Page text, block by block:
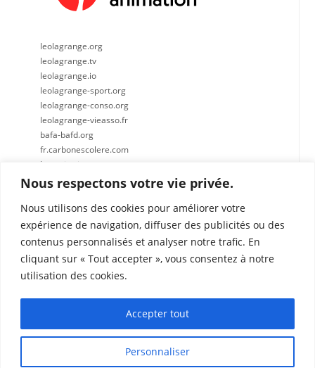
Nous respectons votre vie privée.
Nous utilisons des cookies pour améliorer votre
expérience de navigation, diffuser des publicités ou des
contenus personnalisés et analyser notre trafic. En
cliquant sur « Tout accepter », vous consentez à notre
utilisation des cookies.
Personnaliser
Accepter tout
leolagrange.org
leolagrange.tv
leolagrange.io
leolagrange-sport.org
leolagrange-conso.org
leolagrange-vieasso.fr
bafa-bafd.org
fr.carbonescolere.com
lespetitscitoyens.com
leolagrange-recrute.fr
Léo Lagrange Centre Est
Chemin du Cabanon
lecabanon@leolagrange.org